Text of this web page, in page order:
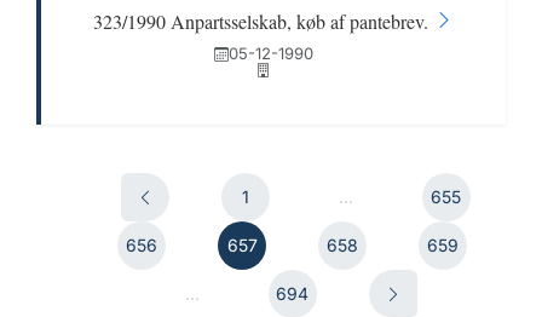
323/1990 Anpartsselskab, køb af pantebrev.
05-12-1990
1 ... 655
656 657 658 659
... 694